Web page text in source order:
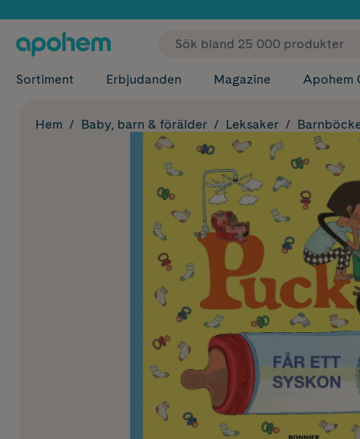
✓
Sortiment Erbjudanden Magazine Apohem
Hem Baby, barn & förälder Leksaker